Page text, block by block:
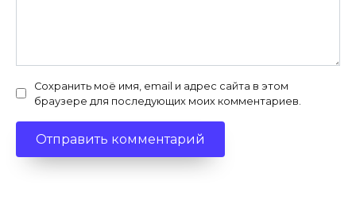
Сохранить моё имя, email и адрес сайта в этом
браузере для последующих моих комментариев.